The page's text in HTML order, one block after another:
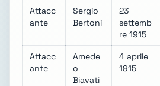
Attacc
ante
Sergio
Bertoni
23
settemb
re 1915
Attacc
ante
Amede
o
Biavati
4 aprile
1915